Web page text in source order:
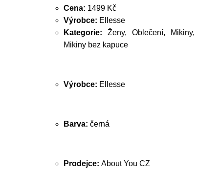
Cena: 1499 Kč
Výrobce: Ellesse
Kategorie: Ženy, Oblečení, Mikiny,
Mikiny bez kapuce
Výrobce: Ellesse
Barva: černá
Prodejce: About You CZ